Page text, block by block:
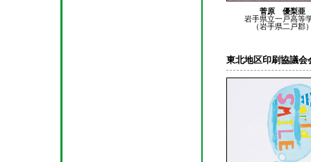
菅原 優梨亜
岩手県立一戸高等
（岩手県二戸郡
東北地区印刷協議会